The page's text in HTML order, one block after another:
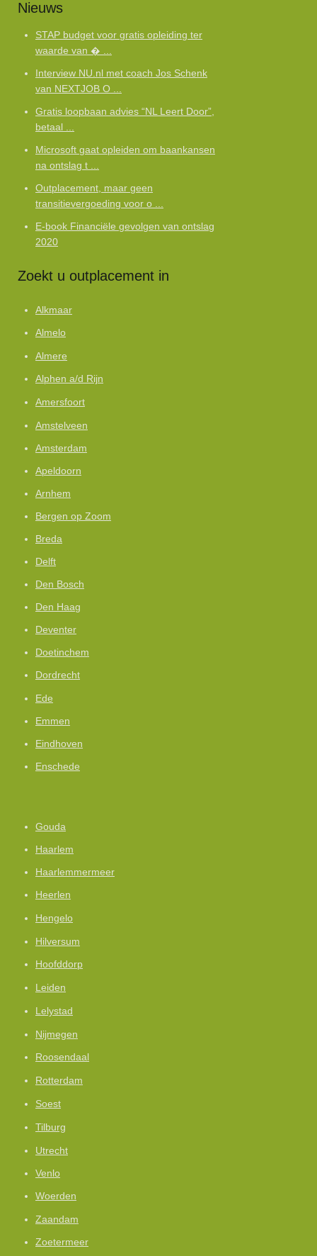
Nieuws
STAP budget voor gratis opleiding ter
waarde van � ...
Interview NU.nl met coach Jos Schenk
van NEXTJOB O ...
Gratis loopbaan advies “NL Leert Door”,
betaal ...
Microsoft gaat opleiden om baankansen
na ontslag t ...
Outplacement, maar geen
transitievergoeding voor o ...
E-book Financiële gevolgen van ontslag
2020
Zoekt u outplacement in
Alkmaar
Almelo
Almere
Alphen a/d Rijn
Amersfoort
Amstelveen
Amsterdam
Apeldoorn
Arnhem
Bergen op Zoom
Breda
Delft
Den Bosch
Den Haag
Deventer
Doetinchem
Dordrecht
Ede
Emmen
Eindhoven
Enschede
Gouda
Haarlem
Haarlemmermeer
Heerlen
Hengelo
Hilversum
Hoofddorp
Leiden
Lelystad
Nijmegen
Roosendaal
Rotterdam
Soest
Tilburg
Utrecht
Venlo
Woerden
Zaandam
Zoetermeer